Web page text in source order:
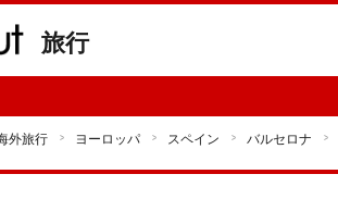
旅行
外旅行 ヨーロッパ スペイン バルセロナ